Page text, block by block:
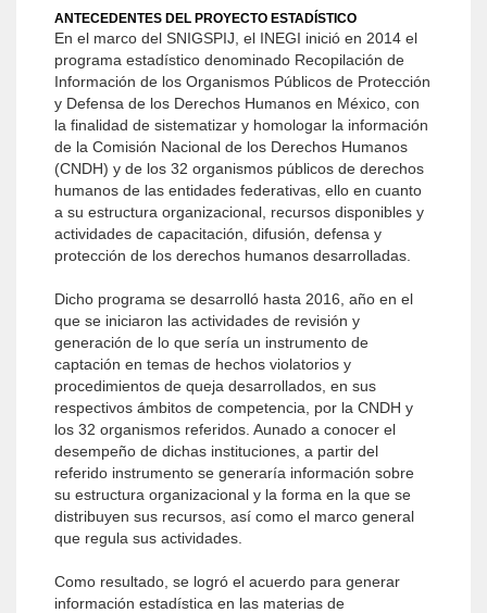
ANTECEDENTES DEL PROYECTO ESTADÍSTICO
En el marco del SNIGSPIJ, el INEGI inició en 2014 el
programa estadístico denominado Recopilación de
Información de los Organismos Públicos de Protección
y Defensa de los Derechos Humanos en México, con
la finalidad de sistematizar y homologar la información
de la Comisión Nacional de los Derechos Humanos
(CNDH) y de los 32 organismos públicos de derechos
humanos de las entidades federativas, ello en cuanto
a su estructura organizacional, recursos disponibles y
actividades de capacitación, difusión, defensa y
protección de los derechos humanos desarrolladas.
Dicho programa se desarrolló hasta 2016, año en el
que se iniciaron las actividades de revisión y
generación de lo que sería un instrumento de
captación en temas de hechos violatorios y
procedimientos de queja desarrollados, en sus
respectivos ámbitos de competencia, por la CNDH y
los 32 organismos referidos. Aunado a conocer el
desempeño de dichas instituciones, a partir del
referido instrumento se generaría información sobre
su estructura organizacional y la forma en la que se
distribuyen sus recursos, así como el marco general
que regula sus actividades.
Como resultado, se logró el acuerdo para generar
información estadística en las materias de